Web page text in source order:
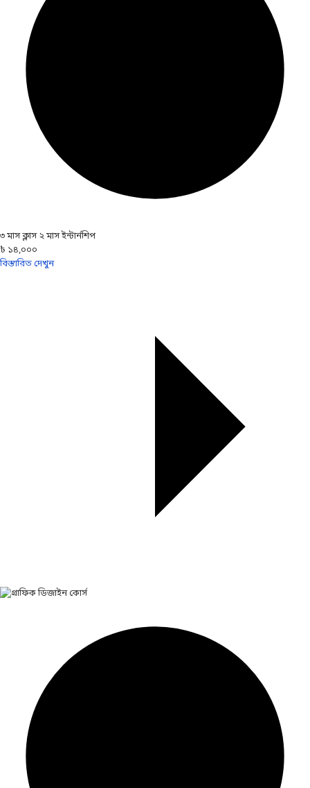
৩ মাস ক্লাস ২ মাস ইন্টার্নশিপ
৳ ১৪,০০০
বিস্তারিত দেখুন